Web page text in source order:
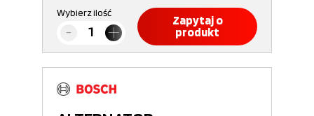
Wybierz ilość
Zapytaj o
produkt